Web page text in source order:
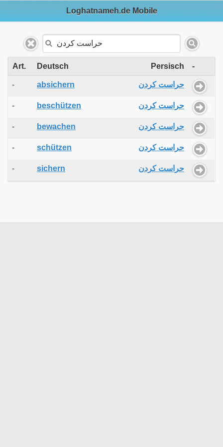
Loghatnameh.de Mobile
Art. Deutsch Persisch -
- absichern حراست کردن
- beschützen حراست کردن
- bewachen حراست کردن
- schützen حراست کردن
- sichern حراست کردن